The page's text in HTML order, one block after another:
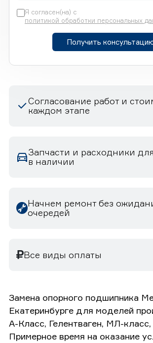
Я согласен(на) с
политикой обработки персональных
Получить
Согласование работ и
каждом этапе
Запчасти и расходники
в наличии
Начнем ремонт без
очередей
Все виды оплаты
Замена опорного подшипника
Екатеринбурге для моделей
А-Класс, Гелентваген, МЛ-класс,
Примерное время на оказание